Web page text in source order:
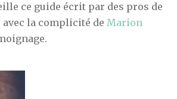
ce guide écrit par des pros de
avec la complicité de Marion